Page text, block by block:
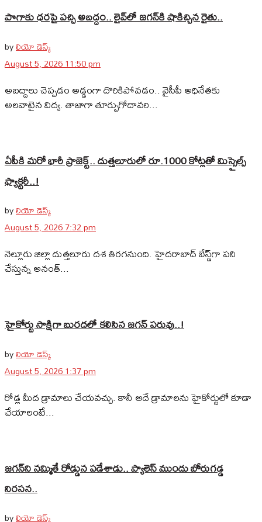
పొగాకు ధరపై పచ్చి అబద్దం.. లైవ్‌లో జగన్‌కి షాకిచ్చిన రైతు..
byలియో డెస్క్
August 5, 2026 11:50 pm
అబద్దాలు చెప్పడం అడ్డంగా దొరికిపోవడం.. వైసీపీ అధినేతకు
అలవాటైన విద్య. తాజాగా తూర్పుగోదావరి...
ఏపీకి మరో భారీ ప్రాజెక్ట్.. దుత్తలూరులో రూ.1000 కోట్లతో మిస్సైల్స్
ఫ్యాక్టరీ..!
byలియో డెస్క్
August 5, 2026 7:32 pm
నెల్లూరు జిల్లా దుత్తలూరు దశ తిరగనుంది. హైదరాబాద్‌ బేస్డ్‌గా పని
చేస్తున్న అనంత్...
హైకోర్టు సాక్షిగా బురదలో కలిసిన జగన్ పరువు..!
byలియో డెస్క్
August 5, 2026 1:37 pm
రోడ్ల మీద డ్రామాలు చేయవచ్చు. కానీ అదే డ్రామాలను హైకోర్టులో కూడా
చేయాలంటే...
జగన్‌ని నమ్మితే రోడ్డున పడేశాడు.. ప్యాలెస్‌ ముందు బోరుగడ్డ
నిరసన..
byలియో డెస్క్